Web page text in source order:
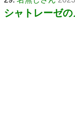
シャトレーゼ